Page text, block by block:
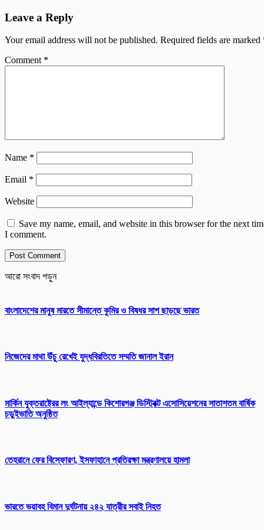
Leave a Reply
Your email address will not be published. Required fields are marked
Comment *
Name *
Email *
Website
Save my name, email, and website in this browser for the next
I comment.
আরো সংবাদ পড়ুন
বাংলাদেশের মানুষ মারতে সীমান্তে কুমির ও বিষধর সাপ ছাড়ছে ভারত
নিজেদের মাথা উঁচু রেখেই যুদ্ধবিরতিতে সম্মতি জানাল ইরান
মার্কিন যুক্তরাষ্ট্রের লং আইল্যান্ডে কিশোরগঞ্জ ডিস্ট্রিক্ট এসোসিয়েশনের সাতাশতম বার্ষিক
চড়ুইভাতি অনুষ্ঠিত
তেহরানে ফের বিস্ফোরণ, ইসফাহানে প্রতিরক্ষা মন্ত্রণালয়ে হামলা
ভারতে ভয়াবহ বিমান দুর্ঘটনায় ২৪২ যাত্রীর সবাই নিহত